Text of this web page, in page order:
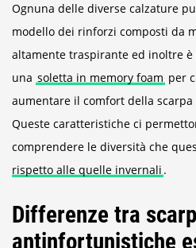
Ognuna delle diverse calzature
modello dei rinforzi composti da
altamente traspirante ed inoltre è
una soletta in memory foam per
aumentare il comfort della
Queste caratteristiche ci
comprendere le diversità che
rispetto alle quelle invernali .
Differenze tra
antinfortunistiche